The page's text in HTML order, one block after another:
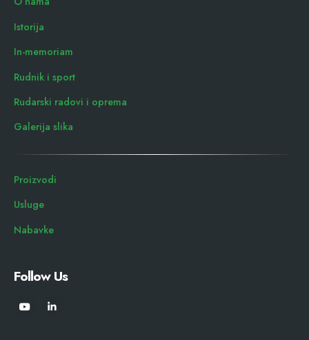
Istorija
In-memoriam
Rudnik i sport
Rudarski radovi i oprema
Galerija slika
Proizvodi
Usluge
Nabavke
Follow Us